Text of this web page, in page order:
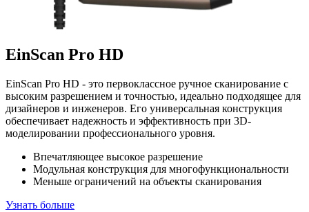
EinScan Pro HD
EinScan Pro HD - это первоклассное ручное сканирование с
высоким разрешением и точностью, идеально подходящее для
дизайнеров и инженеров. Его универсальная конструкция
обеспечивает надежность и эффективность при 3D-
моделировании профессионального уровня.
Впечатляющее высокое разрешение
Модульная конструкция для многофункциональности
Меньше ограничений на объекты сканирования
Узнать больше